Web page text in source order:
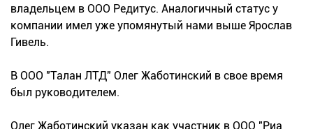
владельцем в ООО Редитус. Аналогичный статус у
компании имел уже упомянутый нами выше Ярослав
Гивель.
В ООО "Талан ЛТД" Олег Жаботинский в свое время
был руководителем.
Олег Жаботинский указан как участник в ООО "Риа